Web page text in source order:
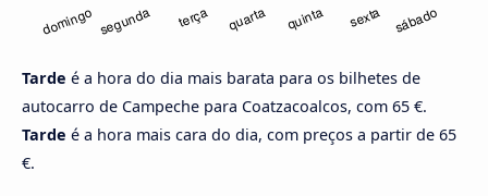
Tarde é a hora do dia mais barata para os bilhetes de
autocarro de Campeche para Coatzacoalcos, com 65 €.
Tarde é a hora mais cara do dia, com preços a partir de 65
€.